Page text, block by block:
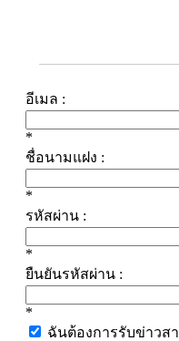
อีเมล :
*
ชื่อนามแฝง :
*
รหัสผ่าน :
*
ยืนยันรหัสผ่าน :
*
ฉันต้องการรับข่าวส